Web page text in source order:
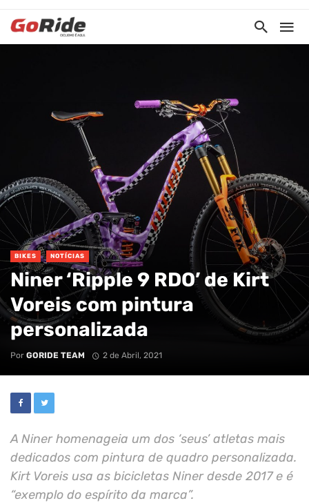
BIKES NOTÍCIAS
Niner ‘Ripple 9 RDO’ de Kirt
Voreis com pintura
personalizada
Por GORIDE TEAM 2 de Abril, 2021
A Niner homenageia um dos ‘seus’ atletas mais
dedicados com pintura de quadro personalizada.
Kirt Voreis usa as bicicletas Niner desde 2017 e é
“exemplo do espírito da marca”.